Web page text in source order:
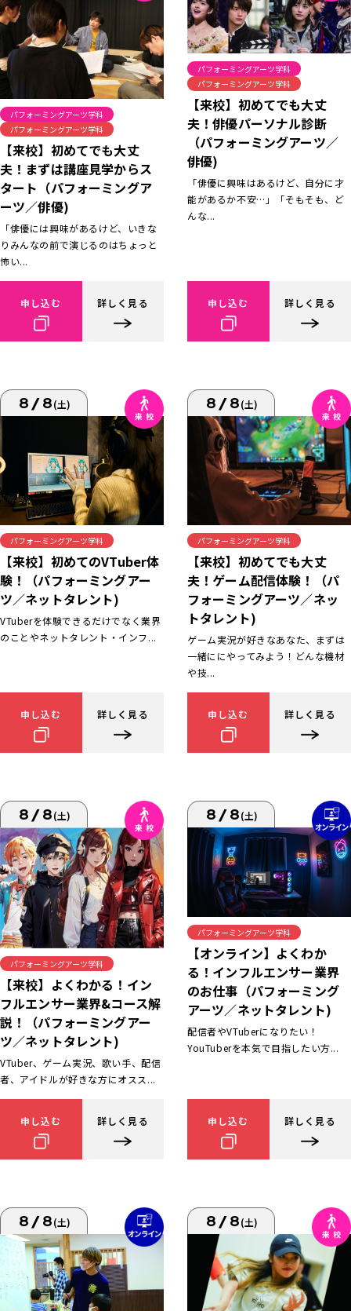
パフォーミングアーツ学科
パフォーミングアーツ学科
【来校】初めてでも大丈
夫！まずは講座見学からス
タート（パフォーミングア
ーツ／俳優)
「俳優には興味があるけど、いきな
りみんなの前で演じるのはちょっと
怖い...
申し込む 詳しく見る
パフォーミングアーツ学科
パフォーミングアーツ学科
【来校】初めてでも大丈
夫！俳優パーソナル診断
（パフォーミングアーツ／
俳優)
「俳優に興味はあるけど、自分に才
能があるか不安…」「そもそも、ど
んな...
申し込む 詳しく見る
8/8(土)
パフォーミングアーツ学科
【来校】初めてのVTuber体
験！（パフォーミングアー
ツ／ネットタレント)
VTuberを体験できるだけでなく業界
のことやネットタレント・インフ...
申し込む 詳しく見る
8/8(土)
パフォーミングアーツ学科
【来校】初めてでも大丈
夫！ゲーム配信体験！（パ
フォーミングアーツ／ネッ
トタレント)
ゲーム実況が好きなあなた、まずは
一緒ににやってみよう！どんな機材
や技...
申し込む 詳しく見る
8/8(土)
パフォーミングアーツ学科
【来校】よくわかる！イン
フルエンサー業界&コース解
説！（パフォーミングアー
ツ／ネットタレント)
VTuber、ゲーム実況、歌い手、配信
者、アイドルが好きな方にオスス...
申し込む 詳しく見る
8/8(土)
パフォーミングアーツ学科
【オンライン】よくわか
る！インフルエンサー業界
のお仕事（パフォーミング
アーツ／ネットタレント)
配信者やVTuberになりたい！
YouTuberを本気で目指したい方...
申し込む 詳しく見る
8/8(土) 8/8(土)